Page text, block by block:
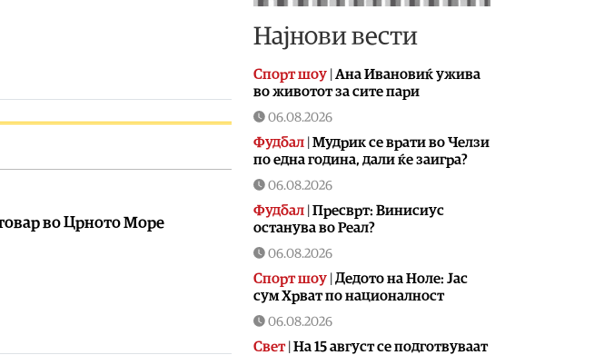
во Црното Море
Најнови вести
Спорт шоу | Aна Ивановиќ ужива
во животот за сите пари
06.08.2026
Фудбал | Мудрик се врати во Челзи
по една година, дали ќе заигра?
06.08.2026
Фудбал | Пресврт: Винисиус
останува во Реал?
06.08.2026
Спорт шоу | Дедото на Ноле: Јас
сум Хрват по националност
06.08.2026
Свет| На 15 август се подготвуваат